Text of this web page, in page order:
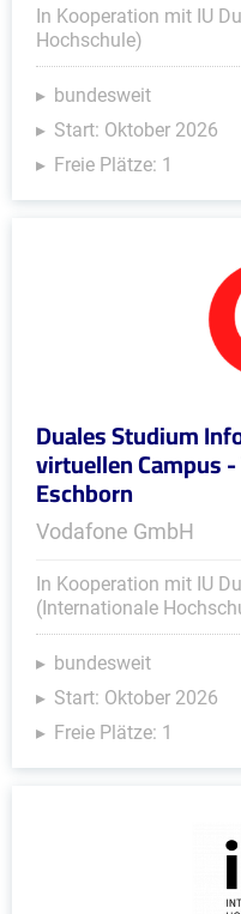
In Kooperation mit IU
Hochschule)
bundesweit
Start: Oktober 2026
Freie Plätze: 1
Duales Studium
virtuellen Campus
Eschborn
Vodafone GmbH
In Kooperation mit IU
(Internationale
bundesweit
Start: Oktober 2026
Freie Plätze: 1